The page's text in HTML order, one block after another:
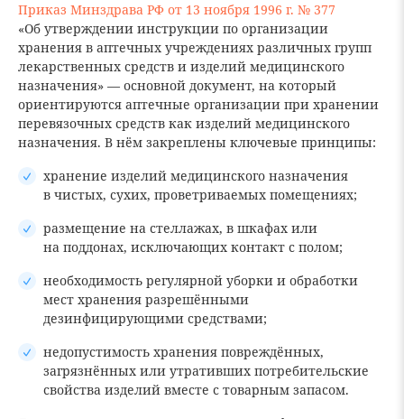
Приказ Минздрава РФ от 13 ноября 1996 г. № 377
«Об утверждении инструкции по организации
хранения в аптечных учреждениях различных групп
лекарственных средств и изделий медицинского
назначения» — основной документ, на который
ориентируются аптечные организации при хранении
перевязочных средств как изделий медицинского
назначения. В нём закреплены ключевые принципы:
хранение изделий медицинского назначения
в чистых, сухих, проветриваемых помещениях;
размещение на стеллажах, в шкафах или
на поддонах, исключающих контакт с полом;
необходимость регулярной уборки и обработки
мест хранения разрешёнными
дезинфицирующими средствами;
недопустимость хранения повреждённых,
загрязнённых или утративших потребительские
свойства изделий вместе с товарным запасом.